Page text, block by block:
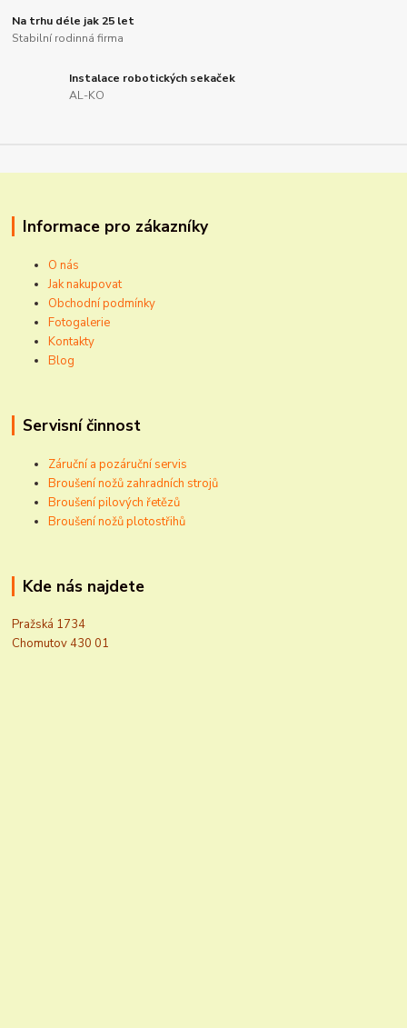
Na trhu déle jak 25 let
Stabilní rodinná firma
Instalace robotických sekaček
AL-KO
Informace pro zákazníky
O nás
Jak nakupovat
Obchodní podmínky
Fotogalerie
Kontakty
Blog
Servisní činnost
Záruční a pozáruční servis
Broušení nožů zahradních strojů
Broušení pilových řetězů
Broušení nožů plotostřihů
Kde nás najdete
Pražská 1734
Chomutov 430 01